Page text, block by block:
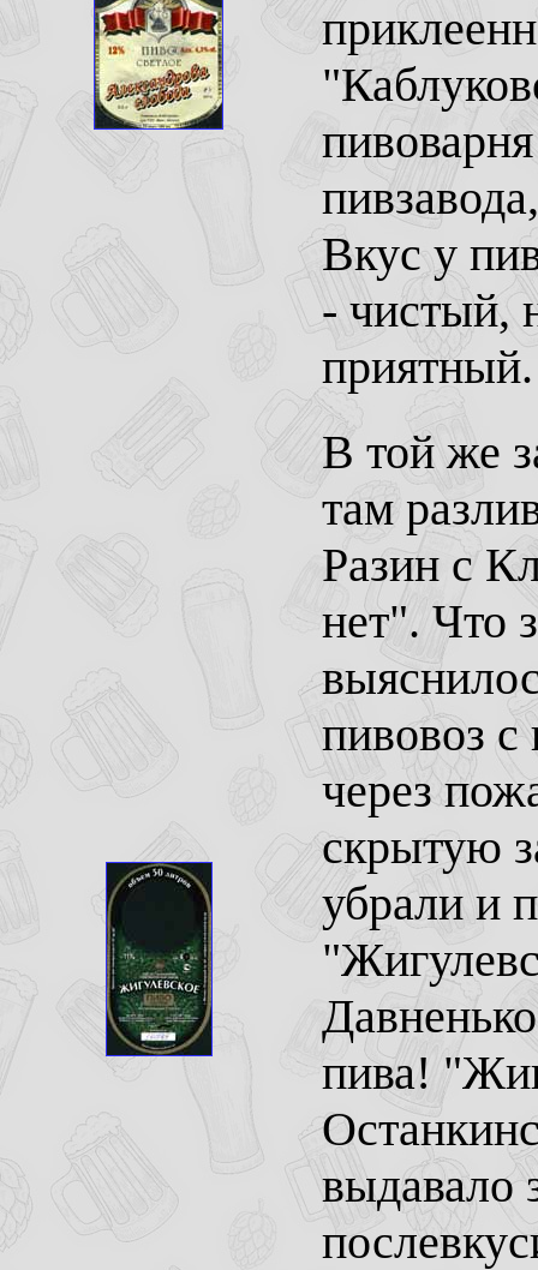
Вкус у
- чистый,
приятный.
В той же
там
Разин с
нет". Что
пивовоз
через
скрытую
убрали и
пива!
выдавало